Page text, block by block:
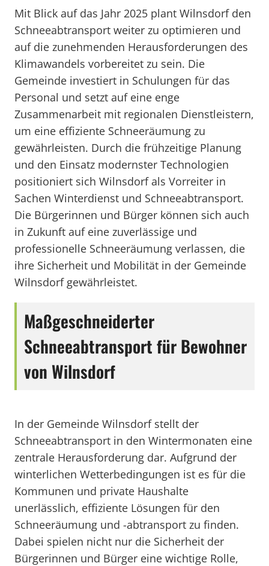
Mit Blick auf das Jahr 2025 plant Wilnsdorf den
Schneeabtransport weiter zu optimieren und
auf die zunehmenden Herausforderungen des
Klimawandels vorbereitet zu sein. Die
Gemeinde investiert in Schulungen für das
Personal und setzt auf eine enge
Zusammenarbeit mit regionalen Dienstleistern,
um eine effiziente Schneeräumung zu
gewährleisten. Durch die frühzeitige Planung
und den Einsatz modernster Technologien
positioniert sich Wilnsdorf als Vorreiter in
Sachen Winterdienst und Schneeabtransport.
Die Bürgerinnen und Bürger können sich auch
in Zukunft auf eine zuverlässige und
professionelle Schneeräumung verlassen, die
ihre Sicherheit und Mobilität in der Gemeinde
Wilnsdorf gewährleistet.
Maßgeschneiderter
Schneeabtransport für Bewohner
von Wilnsdorf
In der Gemeinde Wilnsdorf stellt der
Schneeabtransport in den Wintermonaten eine
zentrale Herausforderung dar. Aufgrund der
winterlichen Wetterbedingungen ist es für die
Kommunen und private Haushalte
unerlässlich, effiziente Lösungen für den
Schneeräumung und -abtransport zu finden.
Dabei spielen nicht nur die Sicherheit der
Bürgerinnen und Bürger eine wichtige Rolle,